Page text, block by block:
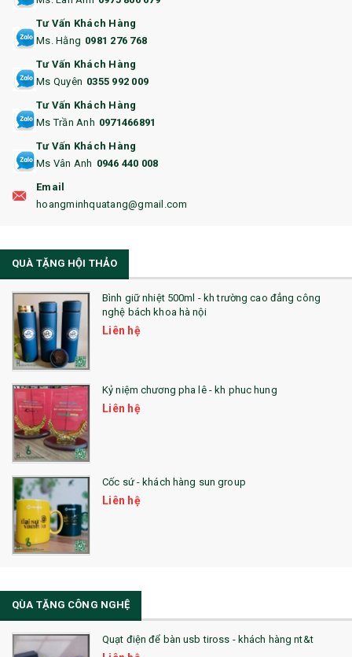
14. HỘP/VÍ ĐỰNG NAMECARD
15. BỘ BẤM MÓNG
16. BAO HỘ CHIẾU
18. ẤM CHÉN QUÀ TẶNG
19. ĐỒNG HỒ TREO TƯỜNG
22. ĐỒNG HỒ ĐỂ BÀN
23. QÙA TẶNG ĐỘC ĐÁO
24. QÙA TẶNG PHA LÊ
25. QUÀ TẶNG GLASSLOCK
26. QUÀ TẶNG LUMINARC
28. BỘ ĐỒ ĂN CAO CẤP
29. MÓC KHOÁ
31. TÚI VẢI KHÔNG DỆT
32. TÚI VẢI BỐ
33. MŨ LƯỠI TRAI
36. QUẠT NHỰA QUẢNG CÁO
QUÀ TẶNG KHUYẾN MẠI
Tư Vấn Khách Hàng
Ms. Hằng 0981 276 768
Tư Vấn Khách Hàng
Ms Quyên 0355 992 009
Tư Vấn Khách Hàng
Ms Trần Anh 0971466891
Tư Vấn Khách Hàng
Ms Vân Anh 0946 440 008
Email
hoangminhquatang@gmail.com
QUÀ TẶNG HỘI THẢO
Bình giữ nhiệt 500ml - kh trường cao đẳng công
nghệ bách khoa hà nội
Liên hệ
Kỷ niệm chương pha lê - kh phuc hung
Liên hệ
Cốc sứ - khách hàng sun group
Liên hệ
QÙA TẶNG CÔNG NGHỆ
Quạt điện để bàn usb tiross - khách hàng nt&t